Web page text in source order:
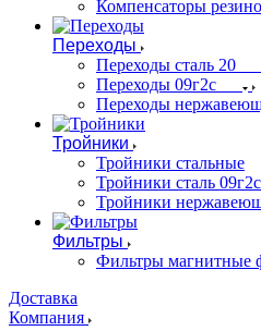
Компенсаторы
Переходы
Переходы сталь 20
Переходы 09г2с
Переходы
Тройники
Тройники стальные
Тройники сталь 09г2с
Тройники
Фильтры
Фильтры магнитные
Доставка
Компания